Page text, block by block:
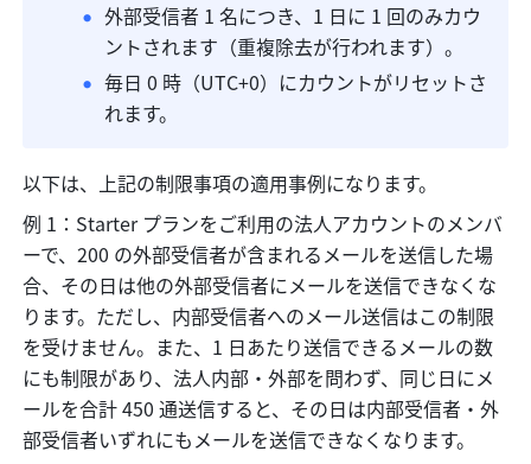
外部受信者 1 名につき、1 日に 1 回のみカウ
ントされます（重複除去が行われます）。
毎日 0 時 （UTC+0） にカウントがリセットさ
れます。
以下は、上記の制限事項の適用事例になります。
例 1：Starter プランをご利用の法人アカウントのメンバ
ーで、200 の外部受信者が含まれるメールを送信した場
合、その日は他の外部受信者にメールを送信できなくな
ります。ただし、内部受信者へのメール送信はこの制限
を受けません。また、1 日あたり送信できるメールの数
にも制限があり、法人内部・外部を問わず、同じ日にメ
ールを合計 450 通送信すると、その日は内部受信者・外
部受信者いずれにもメールを送信できなくなります。